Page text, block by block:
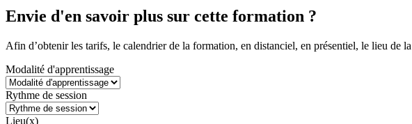
Envie d'en savoir plus sur cette formation ?
Afin d’obtenir les tarifs, le calendrier de la formation, en distanciel, en présentiel, le lieu de
Modalité d'apprentissage
Rythme de session
Lieu(x)